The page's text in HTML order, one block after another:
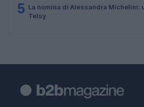
5 La nomina di Alessandra Michelini:
Telsy